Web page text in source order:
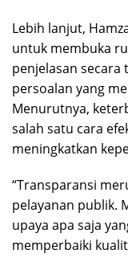
Lebih lanjut,
untuk membuka
penjelasan
persoalan yang
Menurutnya,
salah satu cara
meningkatkan
“Transparansi
pelayanan publik.
upaya apa saja
memperbaiki